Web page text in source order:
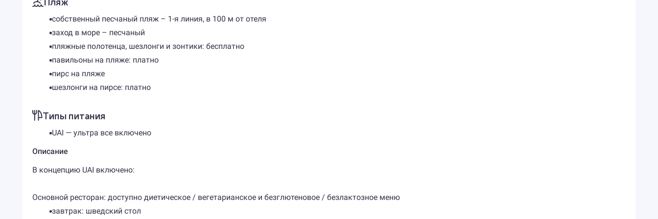
собственный песчаный пляж – 1-я линия, в 100 м от отеля
заход в море – песчаный
пляжные полотенца, шезлонги и зонтики: бесплатно
павильоны на пляже: платно
пирс на пляже
шезлонги на пирсе: платно
Типы питания
UAI — ультра все включено
Описание
В концепцию UAI включено:
Основной ресторан: доступно диетическое / вегетарианское и безглютеновое / безлактозное меню
завтрак: шведский стол